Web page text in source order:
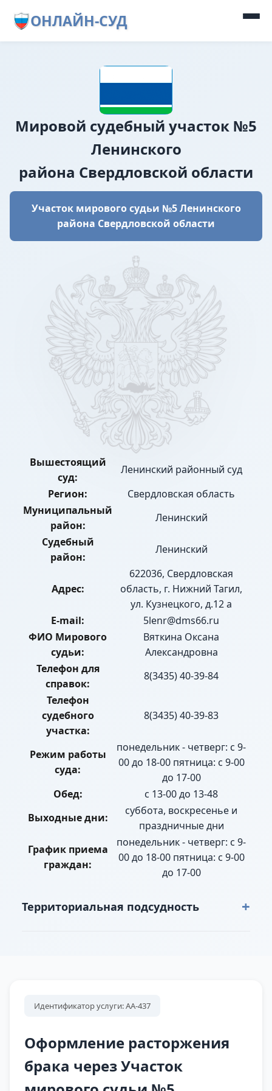
ОНЛАЙН-СУД
Мировой судебный участок №5
Ленинского
района Свердловской области
Участок мирового судьи №5 Ленинского
района Свердловской области
Вышестоящий
суд:
Ленинский районный суд
Регион:
Свердловская область
Муниципальный
район:
Ленинский
Судебный
район:
Ленинский
Адрес:
622036, Свердловская
область, г. Нижний Тагил,
ул. Кузнецкого, д.12 а
E-mail:
5lenr@dms66.ru
ФИО Мирового
судьи:
Вяткина Оксана
Александровна
Телефон для
справок:
8(3435) 40-39-84
Телефон
судебного
участка:
8(3435) 40-39-83
Режим работы
суда:
понедельник - четверг: с 9-
00 до 18-00 пятница: с 9-00
до 17-00
Обед:
с 13-00 до 13-48
Выходные дни:
суббота, воскресенье и
праздничные дни
График приема
граждан:
понедельник - четверг: с 9-
00 до 18-00 пятница: с 9-00
до 17-00
Территориальная подсудность +
ул. Баумановская полностью, ул. Бурщиков
четные с 2 по 20, ул. Верхняя Черепановых
четные, ул. Вогульская 60, ул. Выйская
полностью, ул. Высокогорская нечетные с 1 по
33, четные с 2 по 36, ул. Кленовая полностью,
Идентификатор услуги: АА-437
Оформление расторжения
брака через Участок